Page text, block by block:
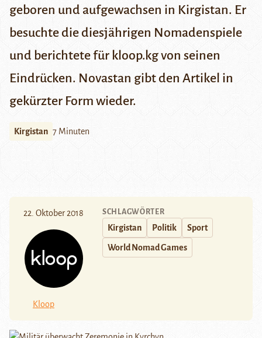
geboren und aufgewachsen in Kirgistan. Er
besuchte die diesjährigen Nomadenspiele
und berichtete für kloop.kgvon seinen
Eindrücken. Novastan gibt den Artikel in
gekürzter Form wieder.
Kirgistan 7 Minuten
22. Oktober 2018
Kloop
SCHLAGWÖRTER
Kirgistan Politik Sport
World Nomad Games